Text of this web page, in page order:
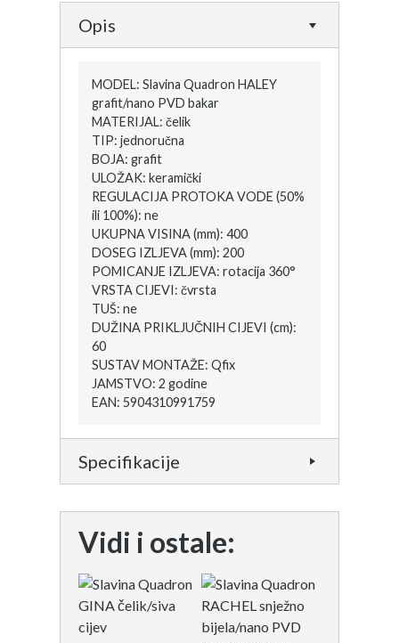
Opis
MODEL: Slavina Quadron HALEY
grafit/nano PVD bakar
MATERIJAL: čelik
TIP: jednoručna
BOJA: grafit
ULOŽAK: keramički
REGULACIJA PROTOKA VODE (50%
ili 100%): ne
UKUPNA VISINA (mm): 400
DOSEG IZLJEVA (mm): 200
POMICANJE IZLJEVA: rotacija 360°
VRSTA CIJEVI: čvrsta
TUŠ: ne
DUŽINA PRIKLJUČNIH CIJEVI (cm):
60
SUSTAV MONTAŽE: Qfix
JAMSTVO: 2 godine
EAN: 5904310991759
Specifikacije
Vidi i ostale: